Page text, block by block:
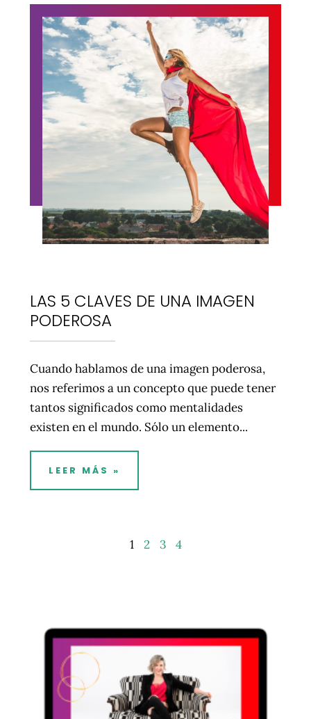
LAS 5 CLAVES DE UNA IMAGEN
PODEROSA
Cuando hablamos de una imagen poderosa,
nos referimos a un concepto que puede tener
tantos significados como mentalidades
existen en el mundo. Sólo un elemento...
LEER MÁS »
1 2 3 4